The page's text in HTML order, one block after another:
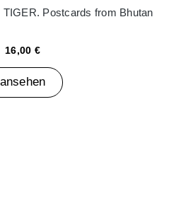
Postcards from Bhutan
16,00 €
ansehen